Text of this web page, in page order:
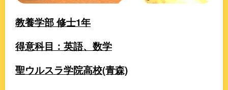
教養学部 修士1年
得意科目：英語、数学
聖ウルスラ学院高校(青森)